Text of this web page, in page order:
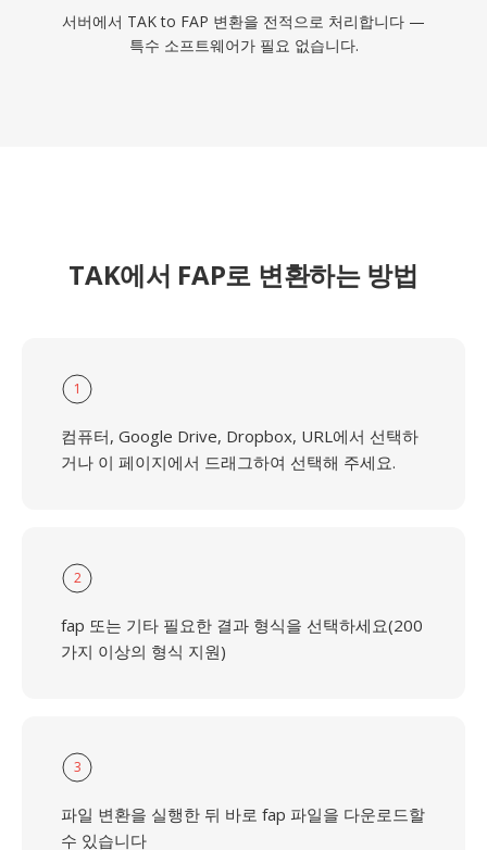
서버에서 TAK to FAP 변환을 전적으로 처리합니다 —
특수 소프트웨어가 필요 없습니다.
TAK에서 FAP로 변환하는 방법
1
컴퓨터, Google Drive, Dropbox, URL에서 선택하
거나 이 페이지에서 드래그하여 선택해 주세요.
2
fap 또는 기타 필요한 결과 형식을 선택하세요(200
가지 이상의 형식 지원)
3
파일 변환을 실행한 뒤 바로 fap 파일을 다운로드할
수 있습니다